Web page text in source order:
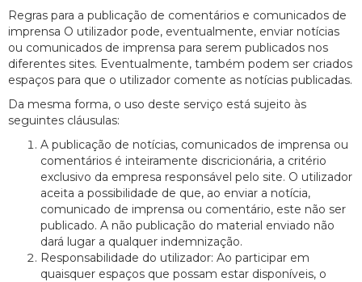
Regras para a publicação de comentários e comunicados de
imprensa O utilizador pode, eventualmente, enviar notícias
ou comunicados de imprensa para serem publicados nos
diferentes sites. Eventualmente, também podem ser criados
espaços para que o utilizador comente as notícias publicadas.
Da mesma forma, o uso deste serviço está sujeito às
seguintes cláusulas:
A publicação de notícias, comunicados de imprensa ou
comentários é inteiramente discricionária, a critério
exclusivo da empresa responsável pelo site. O utilizador
aceita a possibilidade de que, ao enviar a notícia,
comunicado de imprensa ou comentário, este não ser
publicado. A não publicação do material enviado não
dará lugar a qualquer indemnização.
Responsabilidade do utilizador: Ao participar em
quaisquer espaços que possam estar disponíveis, o